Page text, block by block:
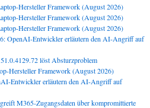
Hersteller Framework (August 2026)
Hersteller Framework (August 2026)
Hersteller Framework (August 2026)
OpenAI-Entwickler erläutern den AI-Angriff auf
löst Absturzproblem
Hersteller Framework (August 2026)
Entwickler erläutern den AI-Angriff auf
M365-Zugangsdaten über kompromittierte